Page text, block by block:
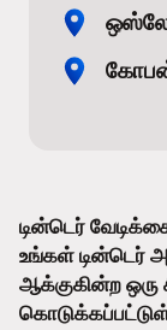
டின்டெர்
உங்கள் டின்டெர்
ஆக்குகின்ற